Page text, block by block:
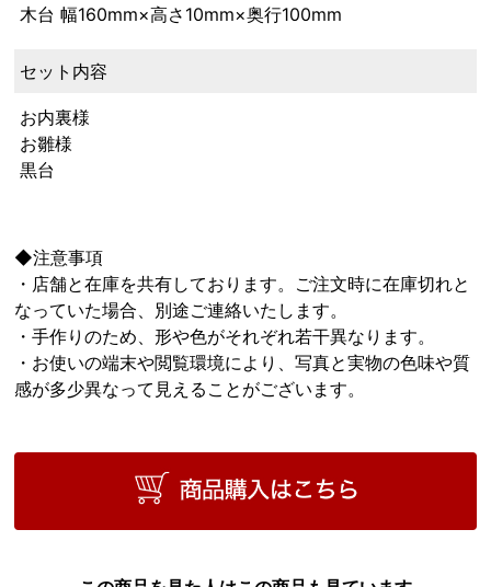
木台 幅160mm×高さ10mm×奥行100mm
セット内容
お内裏様
お雛様
黒台
◆注意事項
・店舗と在庫を共有しております。ご注文時に在庫切れと
なっていた場合、別途ご連絡いたします。
・手作りのため、形や色がそれぞれ若干異なります。
・お使いの端末や閲覧環境により、写真と実物の色味や質
感が多少異なって見えることがございます。